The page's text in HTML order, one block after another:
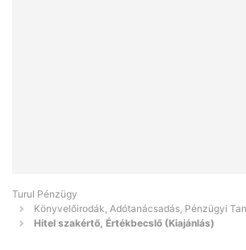
Turul Pénzügy
Könyvelőirodák, Adótanácsadás, Pénzügyi
Hitel szakértő, Értékbecslő (Kiajánlás)